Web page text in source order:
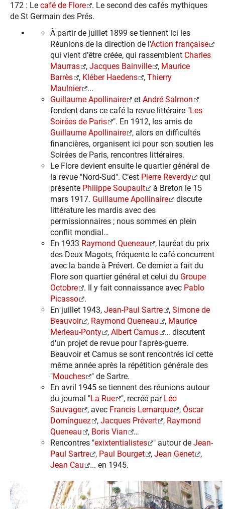
172 : Le café de Flore
. Le second des cafés mythiques
de St Germain des Prés.
À partir de juillet 1899 se tiennent ici les
Réunions de la direction de l'Action française
qui vient d’être créée, qui rassemblent Charles
Maurras
, Jacques Bainville , Maurice
Barrès
, Kléber Haedens , Thierry
Maulnier
...
Guillaume Apollinaire
et André Salmon
fondent dans ce café la revue littéraire "Les
Soirées de Paris
". En 1912, les amis de
Guillaume Apollinaire
, alors en difficultés
financières, organisent ici pour son soutien les
Soirées de Paris, rencontres littéraires.
Le Flore devient ensuite le quartier général de
la revue "Nord-Sud". C’est Pierre Reverdy
qui
présente Philippe Soupault
à Breton le 15
mars 1917. Guillaume Apollinaire
discute
littérature les mardis avec des
permissionnaires ; nous sommes en plein
conflit mondial…
En 1933 Raymond Queneau
, lauréat du prix
des Deux Magots, fréquente le café concurrent
avec la bande à Prévert. Ce dernier a fait du
Flore son quartier général et celui du Groupe
Octobre
. Il y fait connaissance avec Pablo
Picasso
.
En juillet 1943, Jean-Paul Sartre , Simone de
Beauvoir
, Raymond Queneau , Maurice
Merleau-Ponty
, Albert Camus
… discutent
d'un projet de revue pour l'après-guerre.
Beauvoir et Camus se sont rencontrés ici cette
même année après la répétition générale des
"Mouches
" de Sartre.
En avril 1945 se tiennent des réunions autour
du journal "La Rue ", recréé par Léo
Sauvage
, avec Francis Lemarque , Óscar
Domínguez
, Jacques Prévert , Raymond
Queneau
, Boris Vian
…
Rencontres "exixtentialistes " autour de Jean-
Paul Sartre
, Paul Bourget , Jean Genet
,
Jean Cau
... en 1945.